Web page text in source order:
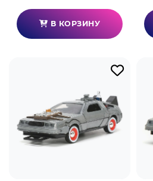
В КОРЗИНУ